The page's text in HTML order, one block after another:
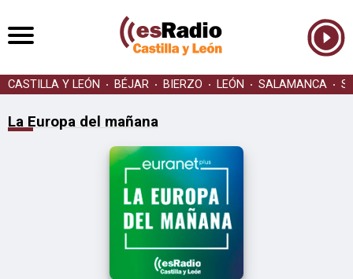
CASTILLA Y LEÓN BÉJAR BIERZO LEÓN SALAMANCA
La Europa del mañana